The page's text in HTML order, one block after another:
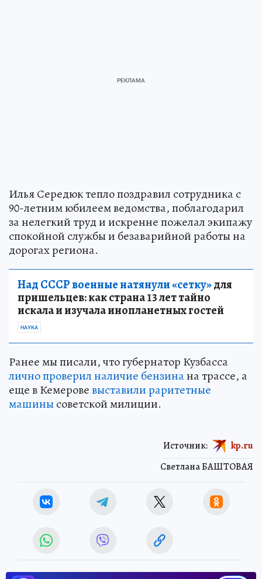
Илья Середюк тепло поздравил сотрудника с
90-летним юбилеем ведомства, поблагодарил
за нелегкий труд и искренне пожелал экипажу
спокойной службы и безаварийной работы на
дорогах региона.
Над СССР военные натянули «сетку»для
пришельцев: как страна 13 лет тайно
искала и изучала инопланетных гостей
НАУКА
Ранее мы писали, что губернатор Кузбасса
лично проверил наличие бензинана трассе, а
еще в Кемеровевыставили раритетные
машины советской милиции.
Светлана БАШТОВАЯ
Источник: kp.ru